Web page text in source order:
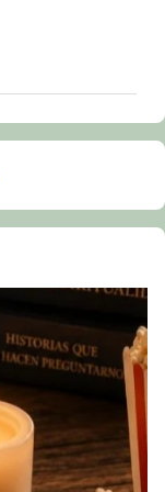
gairebé
la
2026-
viaje-